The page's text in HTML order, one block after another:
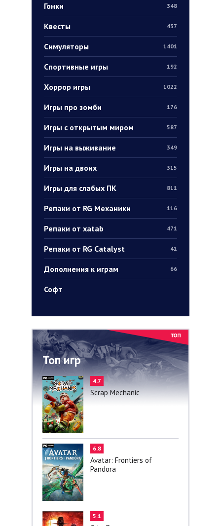
Гонки 348
Квесты 437
Симуляторы 1401
Спортивные игры 192
Хоррор игры 1022
Игры про зомби 176
Игры с открытым миром 587
Игры на выживание 349
Игры на двоих 315
Игры для слабых ПК 811
Репаки от RG Механики 116
Репаки от xatab 471
Репаки от RG Catalyst 41
Дополнения к играм 66
Софт
Топ игр
4.7
Scrap Mechanic
6.8
Avatar: Frontiers of
Pandora
5.1